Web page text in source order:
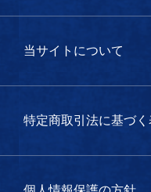
当サイトについて
特定商取引法に基づ